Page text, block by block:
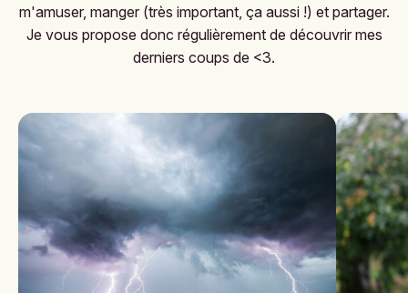
m'amuser, manger (très important, ça aussi !) et partager.
Je vous propose donc régulièrement de découvrir mes
derniers coups de <3.